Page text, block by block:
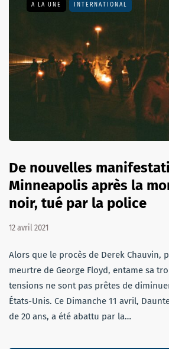
A LA UNE INTERNATIONAL
De nouvelles
Minneapolis après la
noir, tué par la police
12 avril 2021
Alors que le procès de Derek Chauvin,
meurtre de George Floyd, entame sa
tensions ne sont pas prêtes de
États-Unis. Ce Dimanche 11 avril,
de 20 ans, a été abattu par la…